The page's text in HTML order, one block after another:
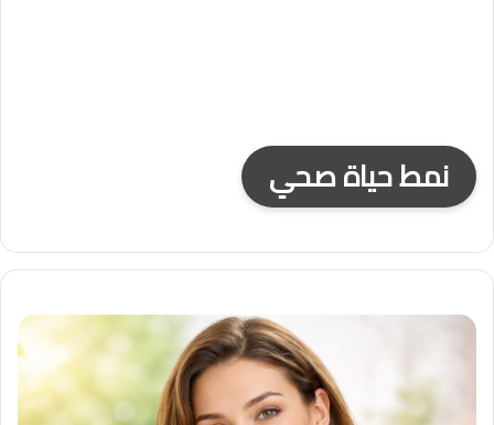
نمط حياة صحي